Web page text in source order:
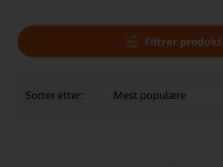
Filtrer
Sorter etter: